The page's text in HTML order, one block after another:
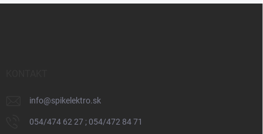
info@spikelektro.sk
054/474 62 27 ; 054/472 84 71